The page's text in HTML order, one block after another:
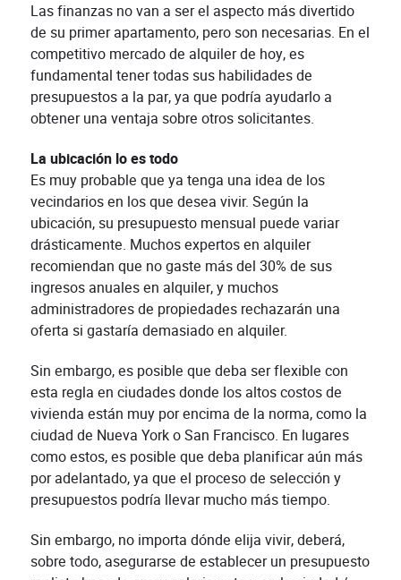
Las finanzas no van a ser el aspecto más divertido
de su primer apartamento, pero son necesarias. En el
competitivo mercado de alquiler de hoy, es
fundamental tener todas sus habilidades de
presupuestos a la par, ya que podría ayudarlo a
obtener una ventaja sobre otros solicitantes.
La ubicación lo es todo
Es muy probable que ya tenga una idea de los
vecindarios en los que desea vivir. Según la
ubicación, su presupuesto mensual puede variar
drásticamente. Muchos expertos en alquiler
recomiendan que no gaste más del 30% de sus
ingresos anuales en alquiler, y muchos
administradores de propiedades rechazarán una
oferta si gastaría demasiado en alquiler.
Sin embargo, es posible que deba ser flexible con
esta regla en ciudades donde los altos costos de
vivienda están muy por encima de la norma, como la
ciudad de Nueva York o San Francisco. En lugares
como estos, es posible que deba planificar aún más
por adelantado, ya que el proceso de selección y
presupuestos podría llevar mucho más tiempo.
Sin embargo, no importa dónde elija vivir, deberá,
sobre todo, asegurarse de establecer un presupuesto